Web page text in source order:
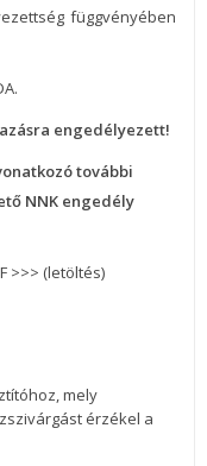
függvényében
engedélyezett!
további
NNK engedély
>>> (letöltés)
mely
érzékel a